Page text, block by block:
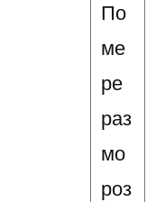
По
ме
ре
раз
мо
роз